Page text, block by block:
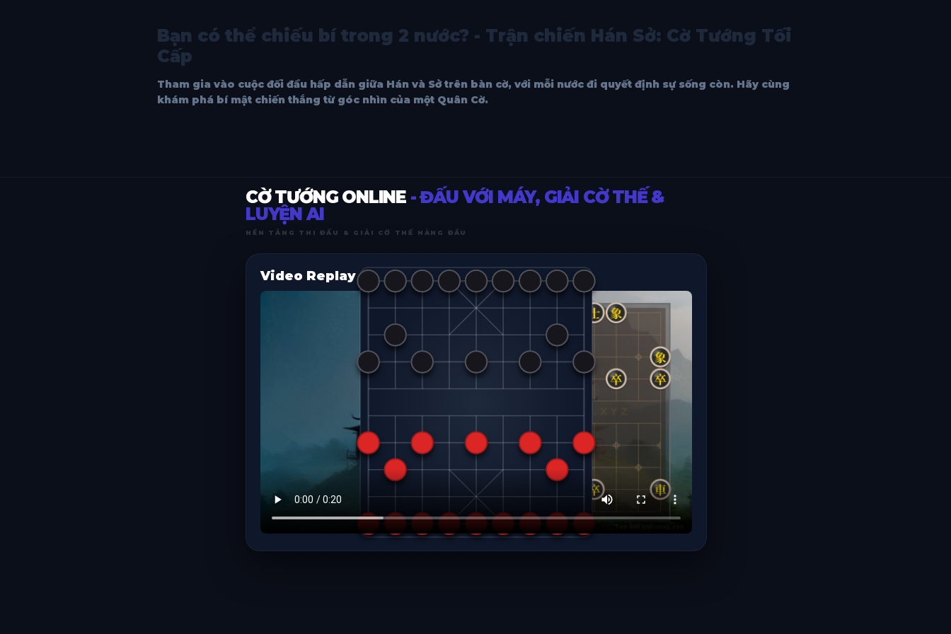
Bạn có thể chiếu bí trong 2 nước? - Trận chiến Hán Sở: Cờ Tướng Tối
Cấp
Tham gia vào cuộc đối đầu hấp dẫn giữa Hán và Sở trên bàn cờ, với mỗi nước đi quyết định sự sống còn. Hãy cùng
khám phá bí mật chiến thắng từ góc nhìn của một Quân Cờ.
CỜ TƯỚNG ONLINE - ĐẤU VỚI MÁY, GIẢI CỜ THẾ &
LUYỆN AI
NỀN TẢNG THI ĐẤU & GIẢI CỜ THẾ HÀNG ĐẦU
Video Replay